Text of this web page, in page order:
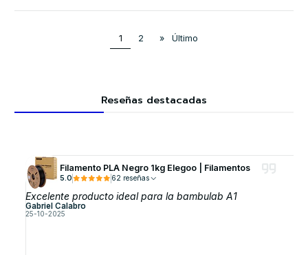
1 2 » Último
Reseñas destacadas
Filamento PLA Negro 1kg Elegoo | Filamentos
5.0 62 reseñas
Excelente producto ideal para la bambulab A1
Gabriel Calabro
25-10-2025